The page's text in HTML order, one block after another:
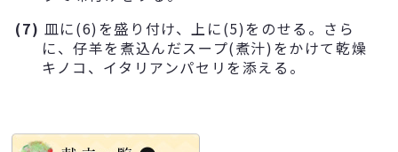
(7) 皿に(6)を盛り付け、上に(5)をのせる。さら
に、仔羊を煮込んだスープ(煮汁)をかけて乾燥
キノコ、イタリアンパセリを添える。